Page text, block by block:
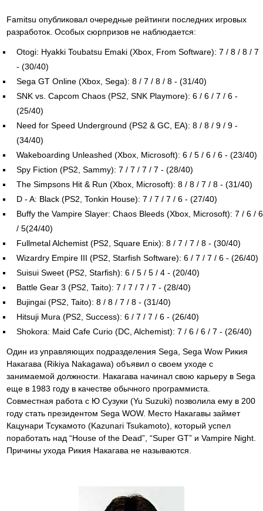
Famitsu опубликовал очередные рейтинги последних игровых
разработок. Особых сюрпризов не наблюдается:
Otogi: Hyakki Toubatsu Emaki (Xbox, From Software): 7 / 8 / 8 / 7
- (30/40)
Sega GT Online (Xbox, Sega): 8 / 7 / 8 / 8 - (31/40)
SNK vs. Capcom Chaos (PS2, SNK Playmore): 6 / 6 / 7 / 6 -
(25/40)
Need for Speed Underground (PS2 & GC, EA): 8 / 8 / 9 / 9 -
(34/40)
Wakeboarding Unleashed (Xbox, Microsoft): 6 / 5 / 6 / 6 - (23/40)
Spy Fiction (PS2, Sammy): 7 / 7 / 7 / 7 - (28/40)
The Simpsons Hit & Run (Xbox, Microsoft): 8 / 8 / 7 / 8 - (31/40)
D - A: Black (PS2, Tonkin House): 7 / 7 / 7 / 6 - (27/40)
Buffy the Vampire Slayer: Chaos Bleeds (Xbox, Microsoft): 7 / 6 / 6
/ 5(24/40)
Fullmetal Alchemist (PS2, Square Enix): 8 / 7 / 7 / 8 - (30/40)
Wizardry Empire III (PS2, Starfish Software): 6 / 7 / 7 / 6 - (26/40)
Suisui Sweet (PS2, Starfish): 6 / 5 / 5 / 4 - (20/40)
Battle Gear 3 (PS2, Taito): 7 / 7 / 7 / 7 - (28/40)
Bujingai (PS2, Taito): 8 / 8 / 7 / 8 - (31/40)
Hitsuji Mura (PS2, Success): 6 / 7 / 7 / 6 - (26/40)
Shokora: Maid Cafe Curio (DC, Alchemist): 7 / 6 / 6 / 7 - (26/40)
Один из управляющих подразделения Sega, Sega Wow Рикия
Накагава (Rikiya Nakagawa) объявил о своем уходе с
занимаемой должности. Накагава начинал свою карьеру в Sega
еще в 1983 году в качестве обычного программиста.
Совместная работа с Ю Сузуки (Yu Suzuki) позволила ему в 200
году стать президентом Sega WOW. Место Накагавы займет
Кацунари Тсукамото (Kazunari Tsukamoto), который успел
поработать над “House of the Dead”, “Super GT” и Vampire Night.
Причины ухода Рикия Накагава не называются.